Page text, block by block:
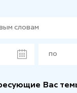
Вас